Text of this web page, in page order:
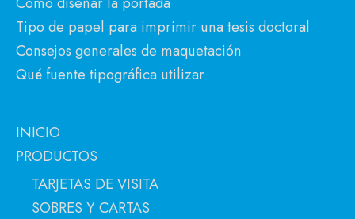
Tipo de papel para imprimir una tesis doctoral
Consejos generales de maquetación
Qué fuente tipográfica utilizar
INICIO
PRODUCTOS
TARJETAS DE VISITA
SOBRES Y CARTAS